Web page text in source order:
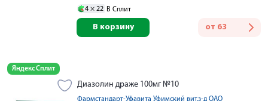
4 × 22 В Сплит
от 63
В корзину
Яндекс Сплит
Диазолин драже 100мг №10
Фармстандарт-Уфавита Уфимский вит.з-д ОАО